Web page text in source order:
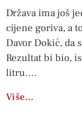
Država ima još
cijene goriva, a
Davor Dokić, da
Rezultat bi bio,
litru.
Više…